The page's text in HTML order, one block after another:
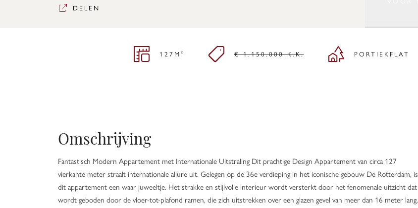
DELEN
127M² € 1.150.000 K.K. PORTIEKFLAT
Omschrijving
Fantastisch Modern Appartement met Internationale Uitstraling Dit prachtige Design Appartement van circa 127
vierkante meter straalt internationale allure uit. Gelegen op de 36e verdieping in het iconische gebouw De Rotterdam, is
dit appartement een waar juweeltje. Het strakke en stijlvolle interieur wordt versterkt door het fenomenale uitzicht dat
wordt geboden door de vloer-tot-plafond ramen, die zich uitstrekken over een glazen gevel van meer dan 16 meter lang.